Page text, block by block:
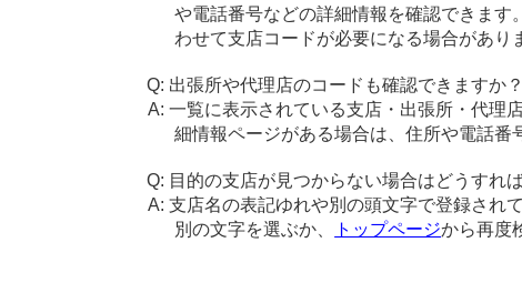
や電話番号などの詳細情報を確認できま
わせて支店コードが必要になる場合があり
出張所や代理店のコードも確認できますか？
一覧に表示されている支店・出張所・代理
細情報ページがある場合は、住所や電話番
目的の支店が見つからない場合はどうすれ
支店名の表記ゆれや別の頭文字で登録され
別の文字を選ぶか、
トップページから再度